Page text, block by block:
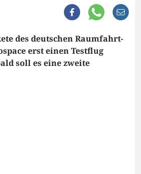
des deutschen Raumfahrt-
erst einen Testflug
soll es eine zweite